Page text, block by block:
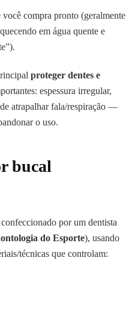
compra pronto (geralmente
em água quente e
proteger dentes e
espessura irregular,
atrapalhar fala/respiração —
o uso.
bucal
por um dentista
do Esporte), usando
técnicas que controlam: